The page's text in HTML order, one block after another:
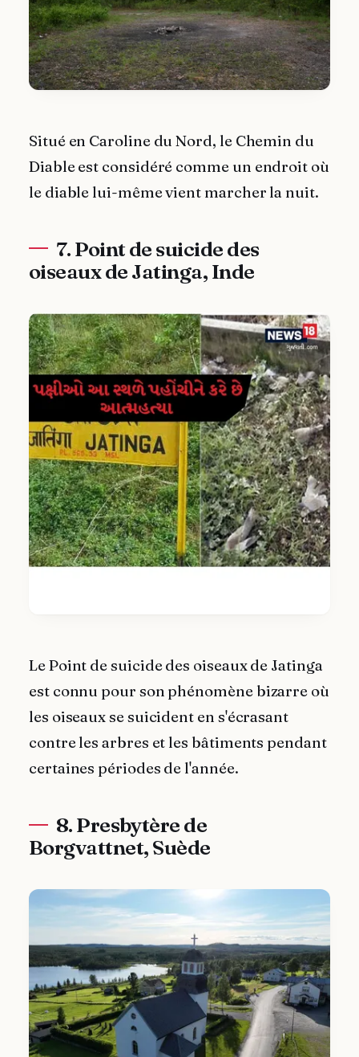
Situé en Caroline du Nord, le Chemin du
Diable est considéré comme un endroit où
le diable lui-même vient marcher la nuit.
7. Point de suicide des
oiseaux de Jatinga, Inde
Le Point de suicide des oiseaux de Jatinga
est connu pour son phénomène bizarre où
les oiseaux se suicident en s'écrasant
contre les arbres et les bâtiments pendant
certaines périodes de l'année.
8. Presbytère de
Borgvattnet, Suède